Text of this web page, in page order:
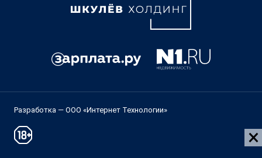
Разработка — ООО «Интернет Технологии»